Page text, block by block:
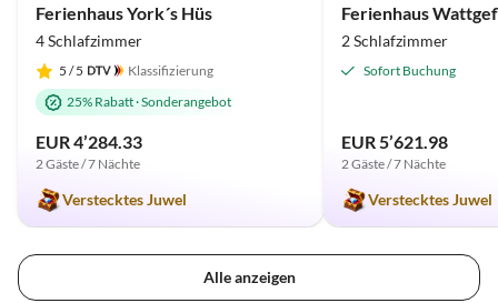
Ferienhaus York´s Hüs
4 Schlafzimmer
5 / 5
Klassifizierung
25% Rabatt·Sonderangebot
EUR 4’284.33
2 Gäste / 7 Nächte
Verstecktes Juwel
Ferienhaus
2 Schlafzimmer
Sofort Buchung
EUR 5’621.98
2 Gäste / 7 Nächte
Verstecktes Juwel
Alle anzeigen